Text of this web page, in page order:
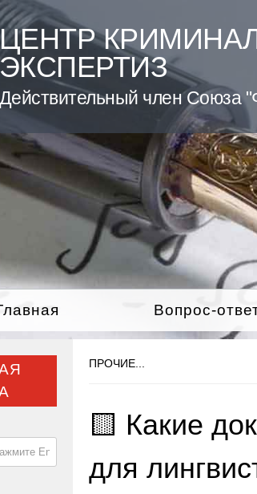
ЭКСПЕРТИЗ
Действительный член Союза
Вопрос-
ПРОЧИЕ...
🟨 Какие
для